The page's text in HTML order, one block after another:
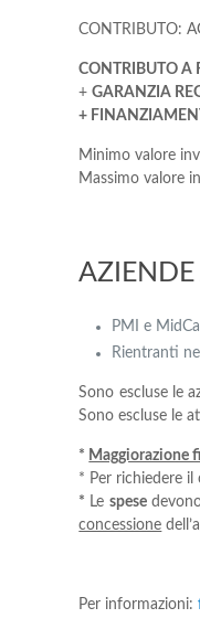
CONTRIBUTO:
CONTRIBUTO A
+GARANZIA
+
Minimo valore
Massimo valore
PMI e
Rientranti
Sono escluse le
Sono escluse le
* Maggiorazione
* Per richiedere
* Le spese
concessione
Per informazioni: